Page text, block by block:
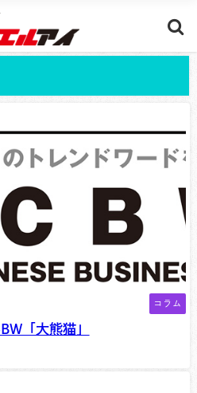
コラム
「大熊猫」